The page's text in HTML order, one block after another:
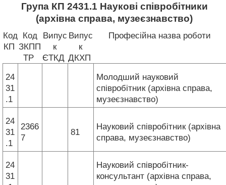
Група КП 2431.1 Наукові співробітники
(архівна справа, музеєзнавство)
Код
КП
Код
ЗКПП
ТР
Випус
к
ЄТКД
Випус
к
ДКХП
Професійна назва роботи
24
31
.1
Молодший науковий
співробітник (архівна справа,
музеєзнавство)
24
31
.1
2366
7
81
Науковий співробітник (архівна
справа, музеєзнавство)
24
31
Науковий співробітник-
консультант (архівна справа,